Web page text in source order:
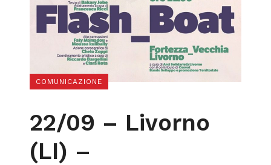
COMUNICAZIONE
22/09 – Livorno
(LI) –